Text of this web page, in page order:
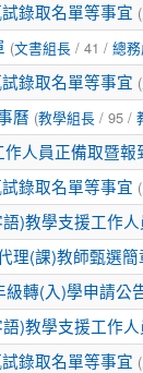
錄取名單等事宜 (
(文書組長/ 41 / 總務
錄取名單等事宜 (
曆 (教學組長/ 95 /
人員正備取暨報
錄取名單等事宜 (
)教學支援工作
理(課)教師甄選簡
級轉(入)學申請公
)教學支援工作
錄取名單等事宜 (